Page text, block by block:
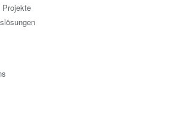
Projekte